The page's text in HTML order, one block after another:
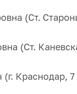
(Ст.
(Ст.
Краснодар, 7